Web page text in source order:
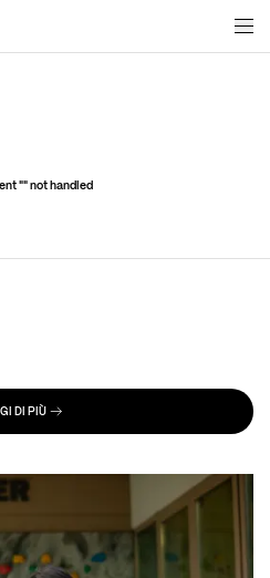
"" not handled
DI PIÙ